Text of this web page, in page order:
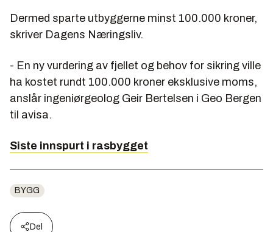
Dermed sparte utbyggerne minst 100.000 kroner,
skriver Dagens Næringsliv.
- En ny vurdering av fjellet og behov for sikring ville
ha kostet rundt 100.000 kroner eksklusive moms,
anslår ingeniørgeolog Geir Bertelsen i Geo Bergen
til avisa.
Siste innspurt i rasbygget
BYGG
Del